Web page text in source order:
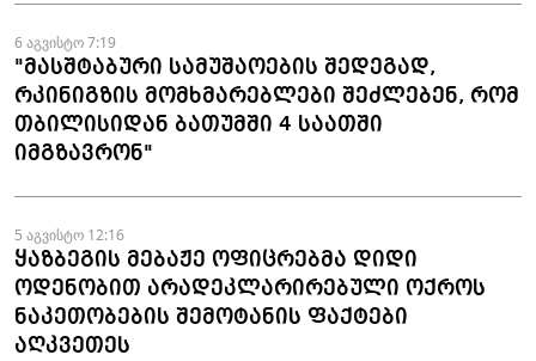
6 აგვისტო 7:19
"მასშტაბური სამუშაოების შედეგად,
რკინიგზის მომხმარებლები შეძლებენ, რომ
თბილისიდან ბათუმში 4 საათში
იმგზავრონ"
5 აგვისტო 12:16
ყაზბეგის მებაჟე ოფიცრებმა დიდი
ოდენობით არადეკლარირებული ოქროს
ნაკეთობების შემოტანის ფაქტები
აღკვეთეს